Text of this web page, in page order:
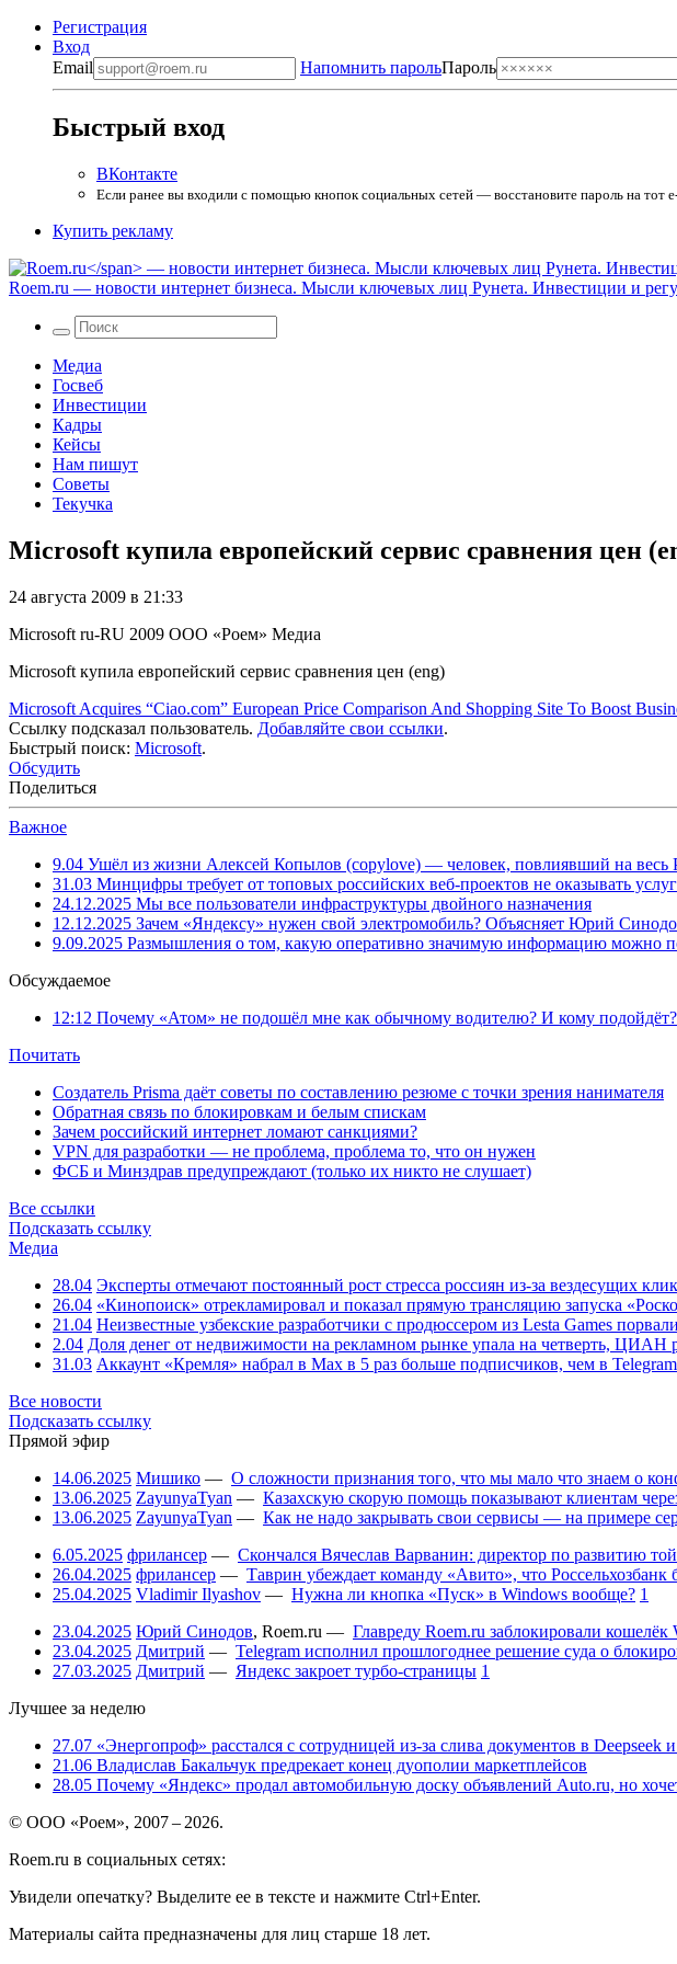
Регистрация
Вход
Email
Напомнить парольПароль
Быстрый вход
ВКонтакте
Если ранее вы входили с помощью кнопок социальных сетей — восстановите пароль на тот
Купить рекламу
Roem.ru — новости интернет бизнеса. Мысли ключевых лиц Рунета. Инвестиции и
Медиа
Госвеб
Инвестиции
Кадры
Кейсы
Нам пишут
Советы
Текучка
Microsoft купила европейский сервис сравнения цен
24 августа 2009 в 21:33
Microsoft ru-RU 2009 ООО «Роем» Медиа
Microsoft купила европейский сервис сравнения цен (eng)
Microsoft Acquires “Ciao.com” European Price Comparison And Shopping Site To Boost
Ссылку подсказал пользователь. Добавляйте свои ссылки.
Быстрый поиск: Microsoft.
Обсудить
Поделиться
Важное
9.04 Ушёл из жизни Алексей Копылов (copylove) — человек, повлиявший на весь
31.03 Минцифры требует от топовых российских веб-проектов не оказывать
24.12.2025 Мы все пользователи инфраструктуры двойного назначения
12.12.2025 Зачем «Яндексу» нужен свой электромобиль? Объясняет Юрий
9.09.2025 Размышления о том, какую оперативно значимую информацию можно
Обсуждаемое
12:12 Почему «Атом» не подошёл мне как обычному водителю? И кому подойдёт?
Почитать
Создатель Prisma даёт советы по составлению резюме с точки зрения нанимателя
Обратная связь по блокировкам и белым спискам
Зачем российский интернет ломают санкциями?
VPN для разработки — не проблема, проблема то, что он нужен
ФСБ и Минздрав предупреждают (только их никто не слушает)
Все ссылки
Подсказать ссылку
Медиа
28.04 Эксперты отмечают постоянный рост стресса россиян из-за вездесущих
26.04 «Кинопоиск» отрекламировал и показал прямую трансляцию запуска
21.04 Неизвестные узбекские разработчики с продюссером из Lesta Games
2.04 Доля денег от недвижимости на рекламном рынке упала на четверть, ЦИАН
31.03 Аккаунт «Кремля» набрал в Max в 5 раз больше подписчиков, чем в
Все новости
Подсказать ссылку
Прямой эфир
14.06.2025 Мишико — О сложности признания того, что мы мало что знаем о
13.06.2025 ZayunyaTyan — Казахскую скорую помощь показывают клиентам
13.06.2025 ZayunyaTyan — Как не надо закрывать свои сервисы — на примере
6.05.2025 фрилансер — Скончался Вячеслав Варванин: директор по развитию
26.04.2025 фрилансер — Таврин убеждает команду «Авито», что
25.04.2025 Vladimir Ilyashov — Нужна ли кнопка «Пуск» в Windows вообще? 1
23.04.2025 Юрий Синодов, Roem.ru — Главреду Roem.ru заблокировали
23.04.2025 Дмитрий — Telegram исполнил прошлогоднее решение суда о
27.03.2025 Дмитрий — Яндекс закроет турбо-страницы 1
Лучшее за неделю
27.07 «Энергопроф» расстался с сотрудницей из-за слива документов в
21.06 Владислав Бакальчук предрекает конец дуополии маркетплейсов
28.05 Почему «Яндекс» продал автомобильную доску объявлений Auto.ru, но
© ООО «Роем», 2007 – 2026.
Roem.ru в социальных сетях:
Увидели опечатку? Выделите ее в тексте и нажмите Ctrl+Enter.
Материалы сайта предназначены для лиц старше 18 лет.